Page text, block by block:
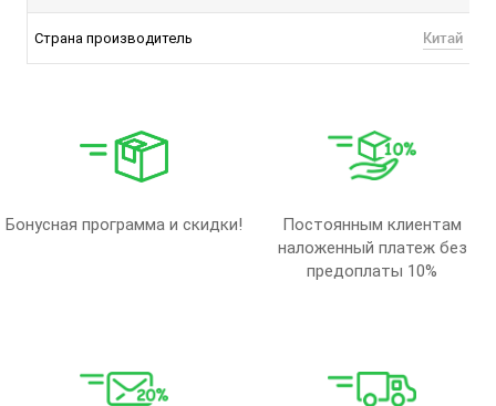
Страна производитель Китай
Бонусная программа и скидки!
Постоянным клиентам
наложенный платеж без
предоплаты 10%